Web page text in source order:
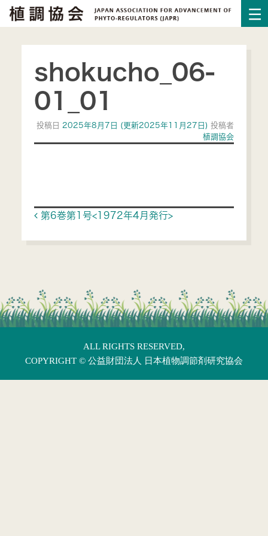
shokucho_06-
01_01
投稿日 2025年8月7日 (更新2025年11月27日)投稿者
植調協会
Post navigation
第6巻第1号<1972年4月発行>
ALL RIGHTS RESERVED,
COPYRIGHT © 公益財団法人 日本植物調節剤研究協会